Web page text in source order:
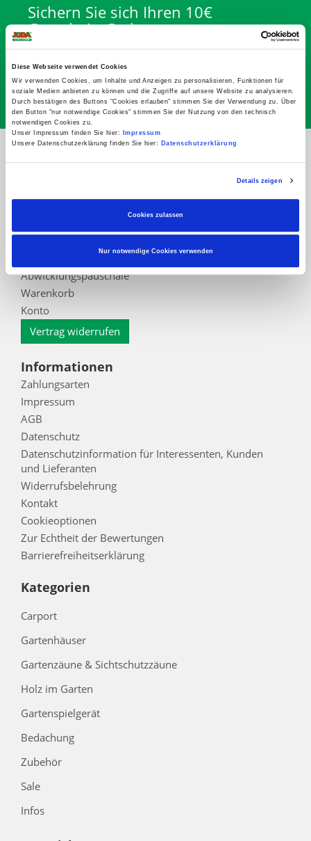
Diese Webseite verwendet Cookies
Wir verwenden Cookies, um Inhalte und Anzeigen zu personalisieren, Funktionen für
soziale Medien anbieten zu können und die Zugriffe auf unsere Website zu analysieren.
Durch bestätigen des Buttons "Cookies erlauben" stimmen Sie der Verwendung zu. Über
den Button "nur notwendige Cookies" stimmen Sie der Nutzung von den technisch
notwendigen Cookies zu.
Unser Impressum finden Sie hier:
Impressum
Unsere Datenschutzerklärung finden Sie hier:
Datenschutzerklärung
Details zeigen
Cookies zulassen
Nur notwendige Cookies verwenden
Sichern Sie sich Ihren 10€
Gutschein-Code
Abonnieren Sie den kostenlosen Joda® Newsletter
Einkaufswert
Abonnieren
FAQ - Häufig gestellte Fragen
Abwicklungspauschale
Warenkorb
Konto
Vertrag widerrufen
Informationen
Zahlungsarten
Impressum
AGB
Datenschutz
Datenschutzinformation für Interessenten, Kunden
und Lieferanten
Widerrufsbelehrung
Kontakt
Cookieoptionen
Zur Echtheit der Bewertungen
Barrierefreiheitserklärung
Kategorien
Carport
Gartenhäuser
Gartenzäune & Sichtschutzzäune
Holz im Garten
Gartenspielgerät
Bedachung
Zubehör
Sale
Infos